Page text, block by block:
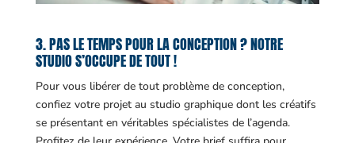
3. PAS LE TEMPS POUR LA CONCEPTION ? NOTRE
STUDIO S’OCCUPE DE TOUT !
Pour vous libérer de tout problème de conception,
confiez votre projet au studio graphique dont les créatifs
se présentant en véritables spécialistes de l’agenda.